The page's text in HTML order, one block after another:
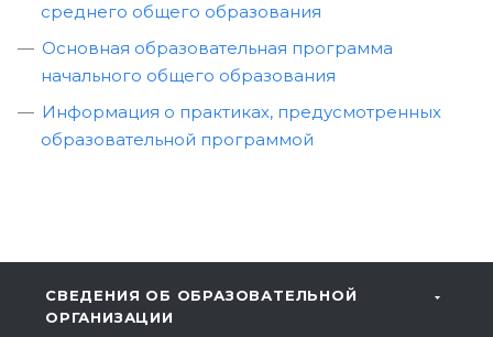
среднего общего образования
Основная образовательная программа
начального общего образования
Информация о практиках, предусмотренных
образовательной программой
СВЕДЕНИЯ ОБ ОБРАЗОВАТЕЛЬНОЙ
ОРГАНИЗАЦИИ